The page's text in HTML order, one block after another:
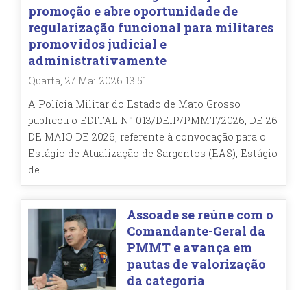
promoção e abre oportunidade de
regularização funcional para militares
promovidos judicial e
administrativamente
Quarta, 27 Mai 2026 13:51
A Polícia Militar do Estado de Mato Grosso
publicou o EDITAL N° 013/DEIP/PMMT/2026, DE 26
DE MAIO DE 2026, referente à convocação para o
Estágio de Atualização de Sargentos (EAS), Estágio
de...
Assoade se reúne com o
Comandante-Geral da
PMMT e avança em
pautas de valorização
da categoria